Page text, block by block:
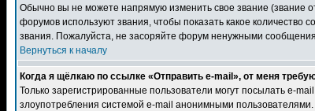
Обычно вы не можете напрямую изменить свое звание (звание
форумов используют звания, чтобы показать какое
звания. Пожалуйста, не засоряйте форум ненужными
Вернуться к началу
Когда я щёлкаю по ссылке «Отправить e-mail», от меня
Только зарегистрированные пользователи могут посылать e-
злоупотребления системой e-mail анонимными пользователями.